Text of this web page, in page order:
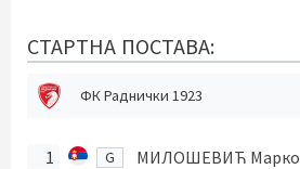
СТАРТНА ПОСТАВА:
ФК Раднички 1923
1 G
МИЛОШЕВИЋ Марко